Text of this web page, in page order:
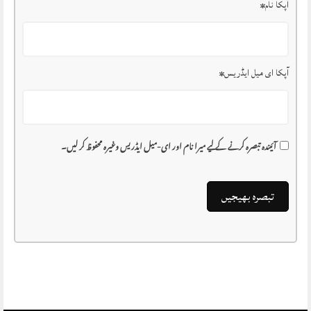
آپکا نام*
آپکا ای میل ایڈریس*
آئیندہ تبصرہ کرنے کے لیے میرا نام اور ای-میل ایڈریس وغیرہ محفوظ کر لیں۔